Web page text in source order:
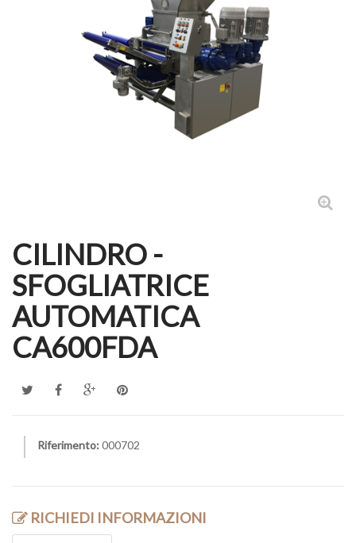
CILINDRO -
SFOGLIATRICE
AUTOMATICA
CA600FDA
Riferimento: 000702
RICHIEDI INFORMAZIONI